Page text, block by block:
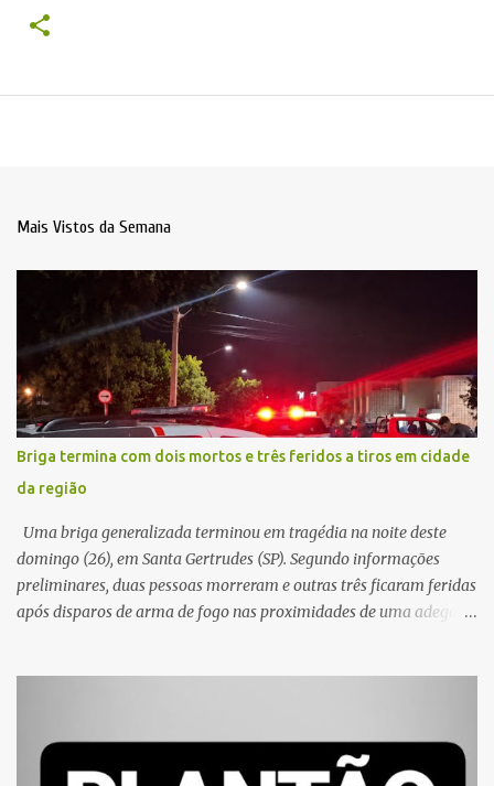
Mais Vistos da Semana
Briga termina com dois mortos e três feridos a tiros em cidade
da região
Uma briga generalizada terminou em tragédia na noite deste
domingo (26), em Santa Gertrudes (SP). Segundo informações
preliminares, duas pessoas morreram e outras três ficaram feridas
após disparos de arma de fogo nas proximidades de uma adega. O
diversos disparos. Duas vítimas morreram ainda no local. Outras
três pessoas foram baleadas e socorridas. Até o momento, não